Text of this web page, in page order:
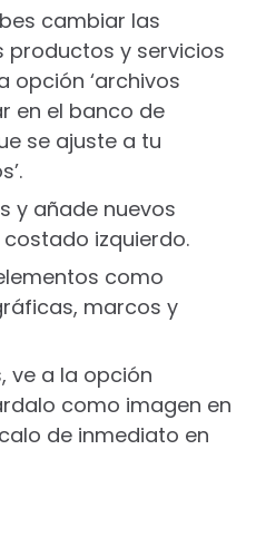
cambiar las
productos y servicios
opción ‘archivos
en el banco de
se ajuste a tu
y añade nuevos
izquierdo.
como
marcos y
ve a la opción
como imagen en
de inmediato en